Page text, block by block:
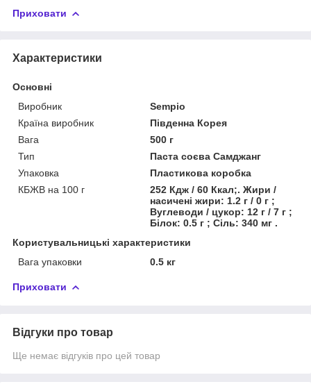
Приховати
Характеристики
Основні
Виробник
Sempio
Країна виробник
Південна Корея
Вага
500 г
Тип
Паста соєва Самджанг
Упаковка
Пластикова коробка
КБЖВ на 100 г
252 Кдж / 60 Ккал;. Жири /
насичені жири: 1.2 г / 0 г ;
Вуглеводи / цукор: 12 г / 7 г ;
Білок: 0.5 г ; Сіль: 340 мг .
Користувальницькі характеристики
Вага упаковки
0.5 кг
Приховати
Відгуки про товар
Ще немає відгуків про цей товар